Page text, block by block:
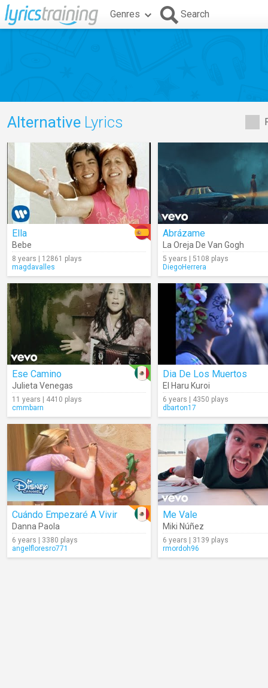
Genres Search
Alternative Lyrics
Ella
Bebe
8 years | 12861 plays
magdavalles
Abrázame
La Oreja De Van Gogh
5 years | 5108 plays
DiegoHerrera
Ese Camino
Julieta Venegas
11 years | 4410 plays
cmmbarn
Dia De Los Muertos
El Haru Kuroi
6 years | 4350 plays
dbarton17
Cuándo Empezaré A Vivir
Danna Paola
6 years | 3380 plays
angelfloresro771
Me Vale
Miki Núñez
6 years | 3139 plays
rmordoh96